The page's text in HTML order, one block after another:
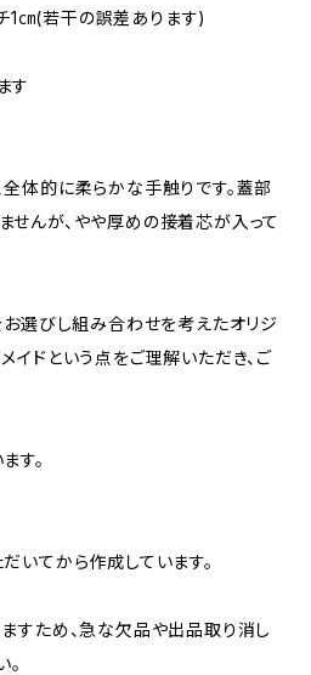
1㎝(若干の誤差あります)
す
体的に柔らかな手触りです。蓋部
んが、やや厚めの接着芯が入って
選びし組み合わせを考えたオリジ
イドという点をご理解いただき、ご
す。
いてから作成しています。
すため、急な欠品や出品取り消し